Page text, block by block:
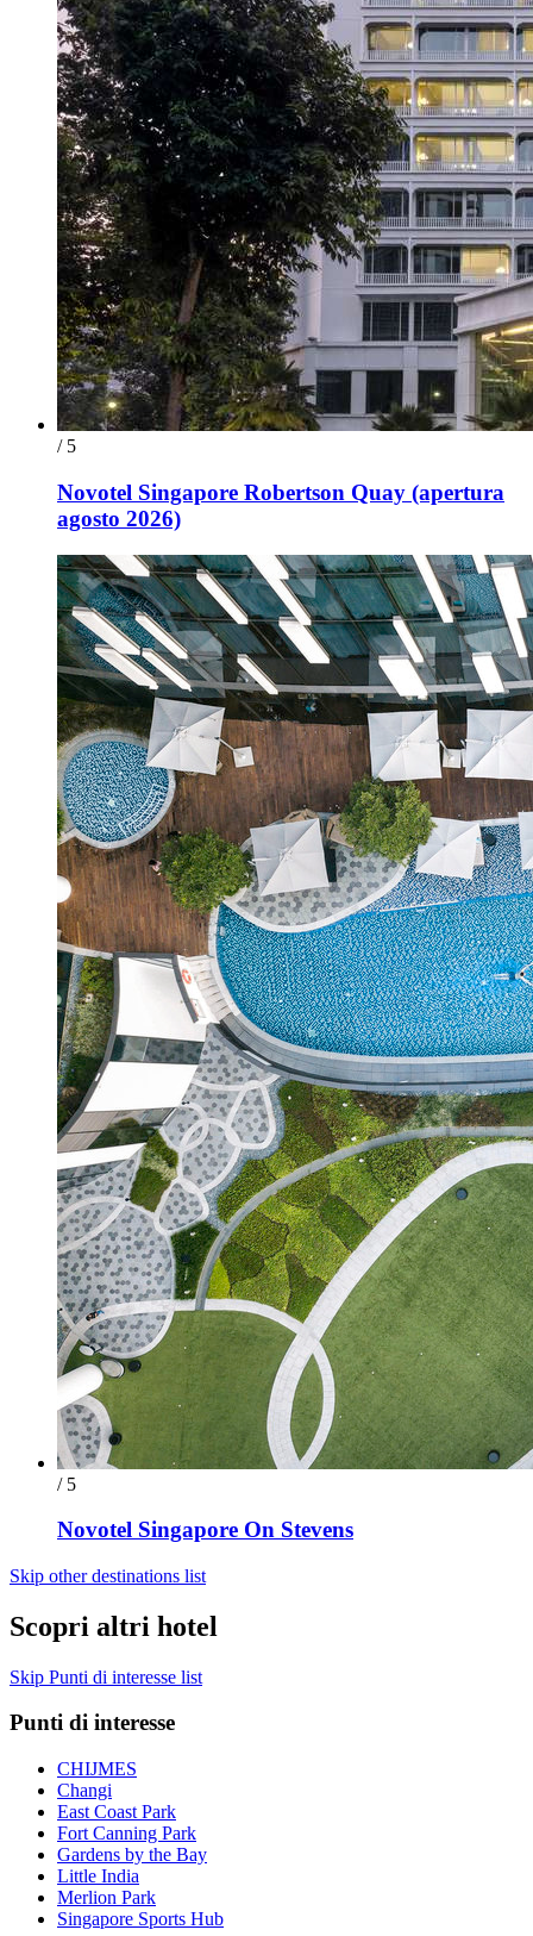
/ 5
Novotel Singapore Robertson Quay (apertura
agosto 2026)
/ 5
Novotel Singapore On Stevens
Skip other destinations list
Scopri altri hotel
Skip Punti di interesse list
Punti di interesse
CHIJMES
Changi
East Coast Park
Fort Canning Park
Gardens by the Bay
Little India
Merlion Park
Singapore Sports Hub